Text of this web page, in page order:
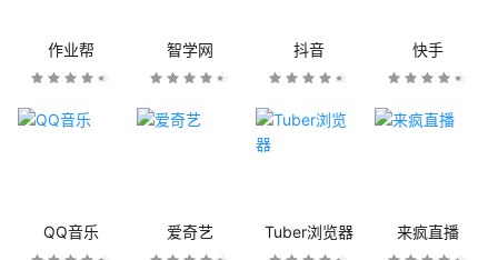
作业帮 智学网 抖音 快手
QQ音乐 爱奇艺 Tuber浏览器 来疯直播